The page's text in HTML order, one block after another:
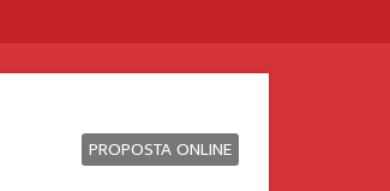
PROPOSTA ONLINE